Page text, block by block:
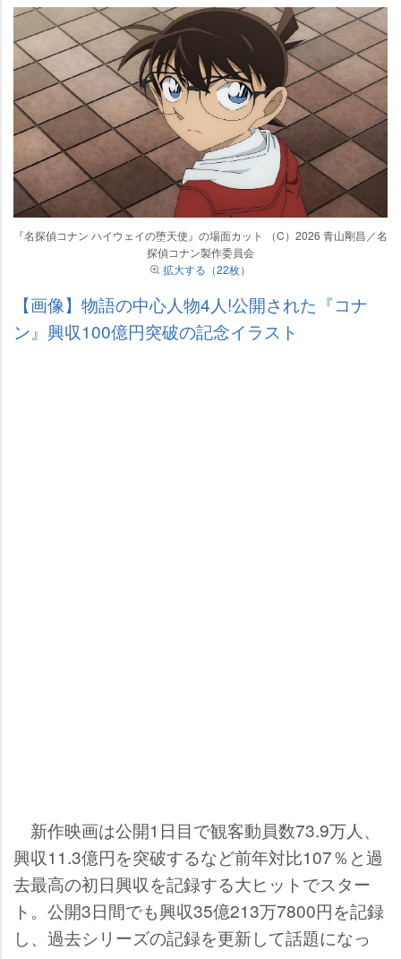
『名探偵コナン ハイウェイの堕天使』の場面カット （C）2026 青山剛昌／名
探偵コナン製作委員会
拡大する（22枚）
【画像】物語の中心人物4人!公開された『コナ
ン』興収100億円突破の記念イラスト
新作映画は公開1日目で観客動員数73.9万人、
興収11.3億円を突破するなど前年対比107％と過
去最高の初日興収を記録する大ヒットでスター
ト。公開3日間でも興収35億213万7800円を記録
し、過去シリーズの記録を更新して話題になっ